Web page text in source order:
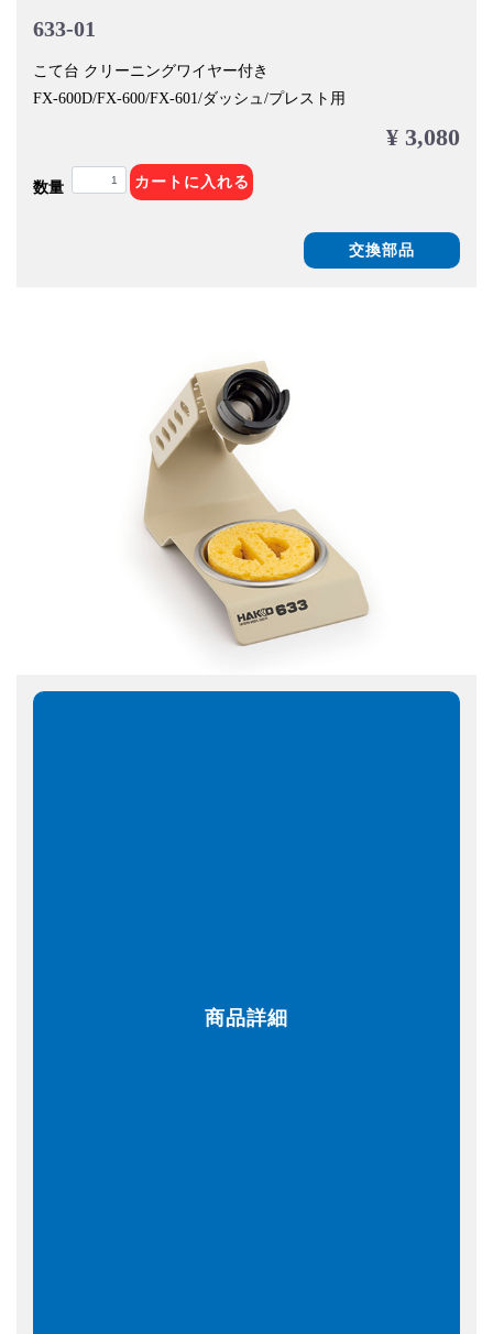
633-01
こて台 クリーニングワイヤー付き
FX-600D/FX-600/FX-601/ダッシュ/プレスト用
¥ 3,080
数量 カートに入れる
交換部品
商品詳細